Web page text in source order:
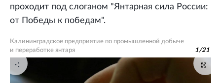
проходит под слоганом "Янтарная сила России:
от Победы к победам".
Калининградское предприятие по промышленной добыче
и переработке янтаря
1/21